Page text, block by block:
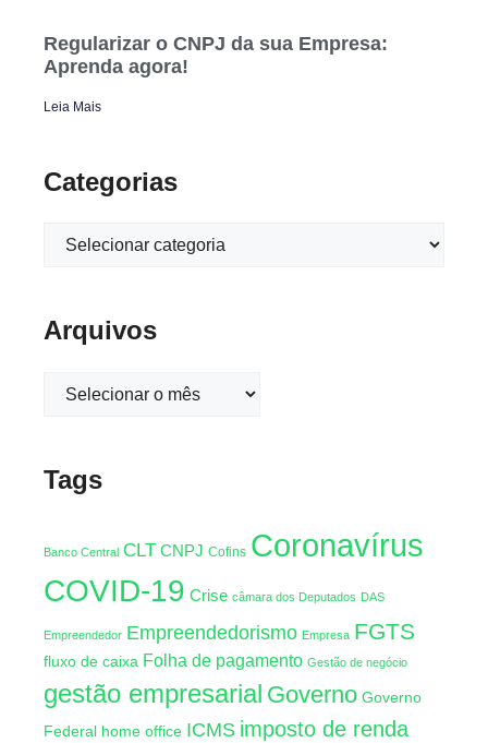
Regularizar o CNPJ da sua Empresa:
Aprenda agora!
Leia Mais
Categorias
Arquivos
Tags
Banco Central CLT CNPJ Cofins Coronavírus
COVID-19 Crise câmara dos Deputados DAS
Empreendedor Empreendedorismo Empresa FGTS
fluxo de caixa Folha de pagamento Gestão de negócio
gestão empresarial Governo Governo
Federal home office ICMS imposto de renda